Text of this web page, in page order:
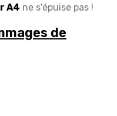
A4 ne s'épuise pas !
de